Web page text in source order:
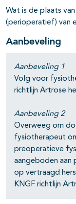
open- en
Wat is de plaats
(perioperatief) van
Aanbeveling
Aanbeveling 1
Volg voor
richtlijn Artrose
Aanbeveling 2
Overweeg om
fysiotherapeut
preoperatieve
aangeboden aan
op vertraagd
KNGF richtlijn